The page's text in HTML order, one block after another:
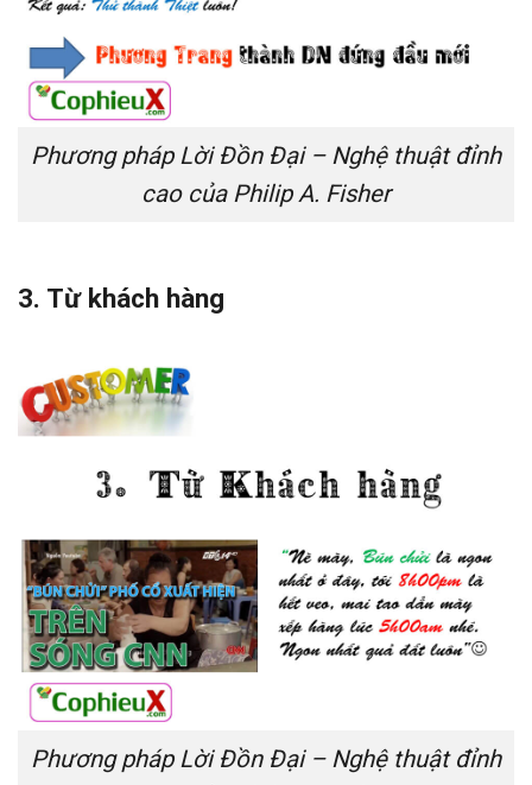
Phương pháp Lời Đồn Đại – Nghệ thuật đỉnh
cao của Philip A. Fisher
3. Từ khách hàng
Phương pháp Lời Đồn Đại – Nghệ thuật đỉnh